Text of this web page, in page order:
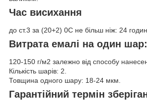
Час висихання
до ст.3 за (20+2) 0С не більш ніж: 24
Витрата емалі на один шар:
120-150 г/м2 залежно від способу
Кількість шарів: 2.
Товщина одного шару: 18-24 мкм.
Гарантійний термін